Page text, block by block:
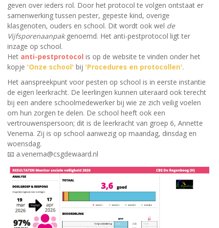
geven over ieders rol. Door het protocol te volgen ontstaat er
samenwerking tussen pester, gepeste kind, overige
klasgenoten, ouders en school. Dit wordt ook wel de
Vijfsporenaanpakgenoemd. Het anti-pestprotocol ligt ter
inzage op school.
Het anti-pestprotocol is op de website te vinden onder het
kopje 'Onze school' bij 'Procedures en protocollen'.
Het aanspreekpunt voor pesten op school is in eerste instantie
de eigen leerkracht. De leerlingen kunnen uiteraard ook terecht
bij een andere schoolmedewerker bij wie ze zich veilig voelen
om hun zorgen te delen. De school heeft ook een
vertrouwenspersoon; dit is de leerkracht van groep 6, Annette
Venema. Zij is op school aanwezig op maandag, dinsdag en
woensdag.
📧 a.venema@csgdewaard.nl